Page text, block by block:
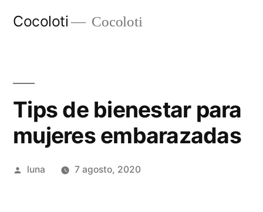
Cocoloti Cocoloti
Tips de bienestar para
mujeres embarazadas
Publicado
luna 7 agosto, 2020